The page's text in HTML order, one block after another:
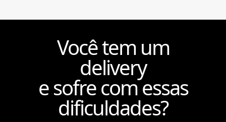
Você tem um
delivery
e sofre com essas
dificuldades?